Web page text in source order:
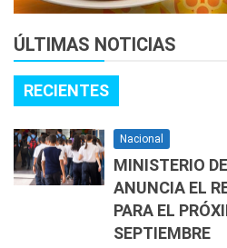
ÚLTIMAS NOTICIAS
RECIENTES
Nacional
MINISTERIO
ANUNCIA EL
PARA EL
SEPTIEMBRE